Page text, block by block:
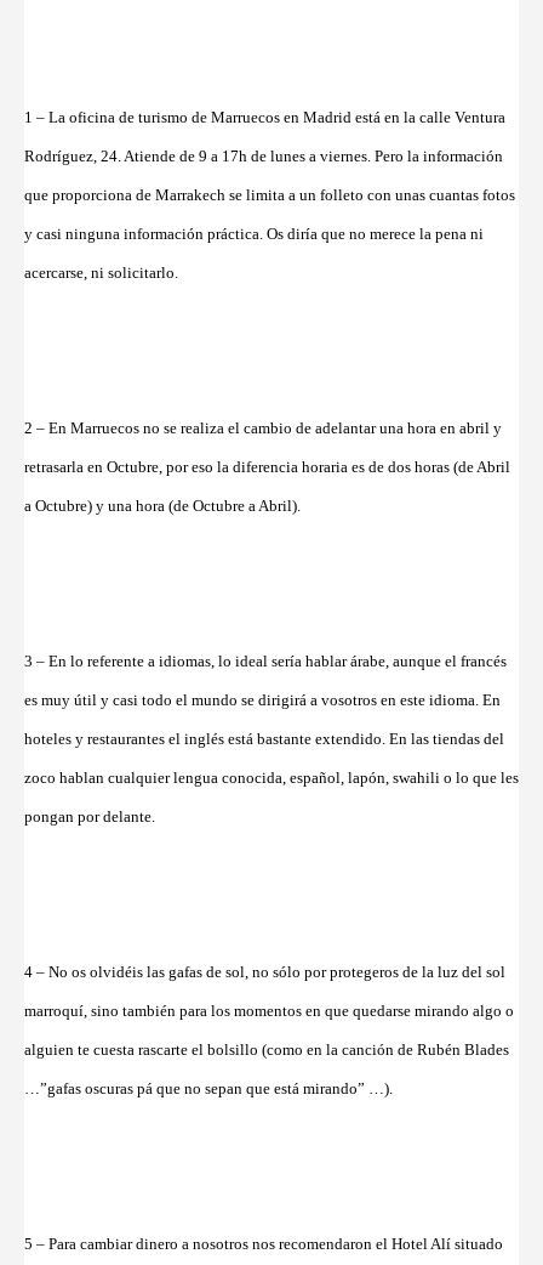
1 – La oficina de turismo de Marruecos en Madrid está en la calle Ventura
Rodríguez, 24. Atiende de 9 a 17h de lunes a viernes. Pero la información
que proporciona de Marrakech se limita a un folleto con unas cuantas fotos
y casi ninguna información práctica. Os diría que no merece la pena ni
acercarse, ni solicitarlo.
2 – En Marruecos no se realiza el cambio de adelantar una hora en abril y
retrasarla en Octubre, por eso la diferencia horaria es de dos horas (de Abril
a Octubre) y una hora (de Octubre a Abril).
3 – En lo referente a idiomas, lo ideal sería hablar árabe, aunque el francés
es muy útil y casi todo el mundo se dirigirá a vosotros en este idioma. En
hoteles y restaurantes el inglés está bastante extendido. En las tiendas del
zoco hablan cualquier lengua conocida, español, lapón, swahili o lo que les
pongan por delante.
4 – No os olvidéis las gafas de sol, no sólo por protegeros de la luz del sol
marroquí, sino también para los momentos en que quedarse mirando algo o
alguien te cuesta rascarte el bolsillo (como en la canción de Rubén Blades
…”gafas oscuras pá que no sepan que está mirando” …).
5 – Para cambiar dinero a nosotros nos recomendaron el Hotel Alí situado